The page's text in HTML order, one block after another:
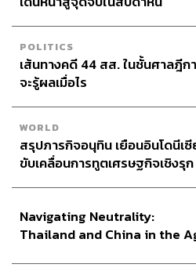
POLITICS
เส้นทางคดี 44 สส. ในชั้นศาลฎีกา
จะรู้ผลเมื่อไร
WORLD
สรุปภารกิจอนุทิน เยือนอินโดนีเซี
ขับเคลื่อนการทูตเศรษฐกิจเชิงรุก
Navigating Neutrality:
Thailand and China in the